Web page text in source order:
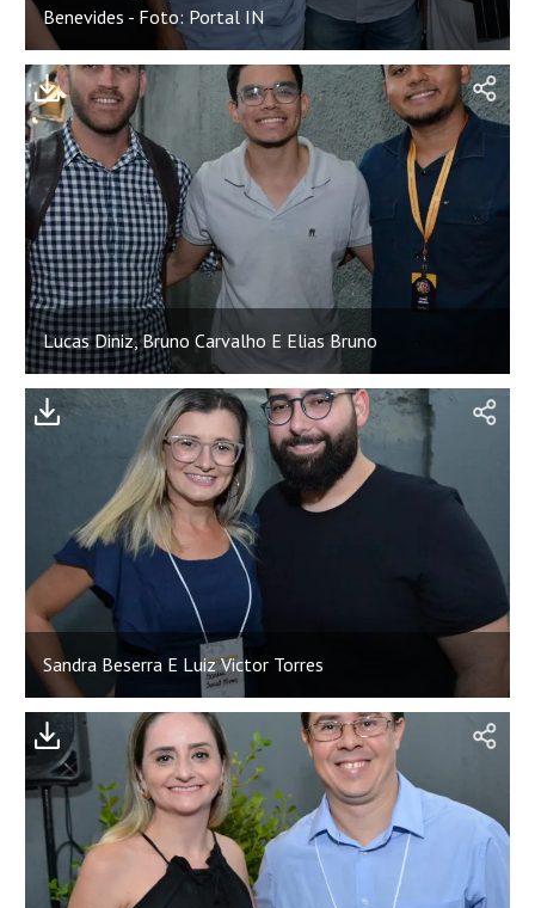
;
Benevides - Foto: Portal IN
;
Lucas Diniz, Bruno Carvalho E Elias Bruno
;
Sandra Beserra E Luiz Victor Torres